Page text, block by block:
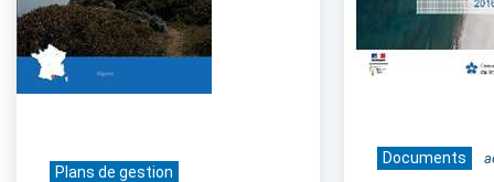
Plans de gestion
Documents